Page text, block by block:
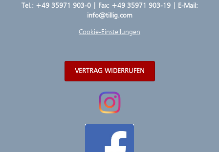
Tel.: +49 35971 903-0| Fax: +49 35971 903-19 | E-Mail:
info@tillig.com
Cookie-Einstellungen
VERTRAG WIDERRUFEN